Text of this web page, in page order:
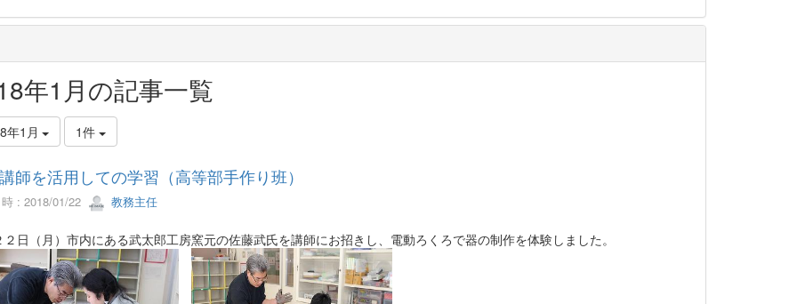
年1月の記事一覧
年1月 1件
師を活用しての学習（高等部手作り班）
: 2018/01/22 教務主任
日（月）市内にある武太郎工房窯元の佐藤武氏を講師にお招きし、電動ろくろで器の制作を体験しました。